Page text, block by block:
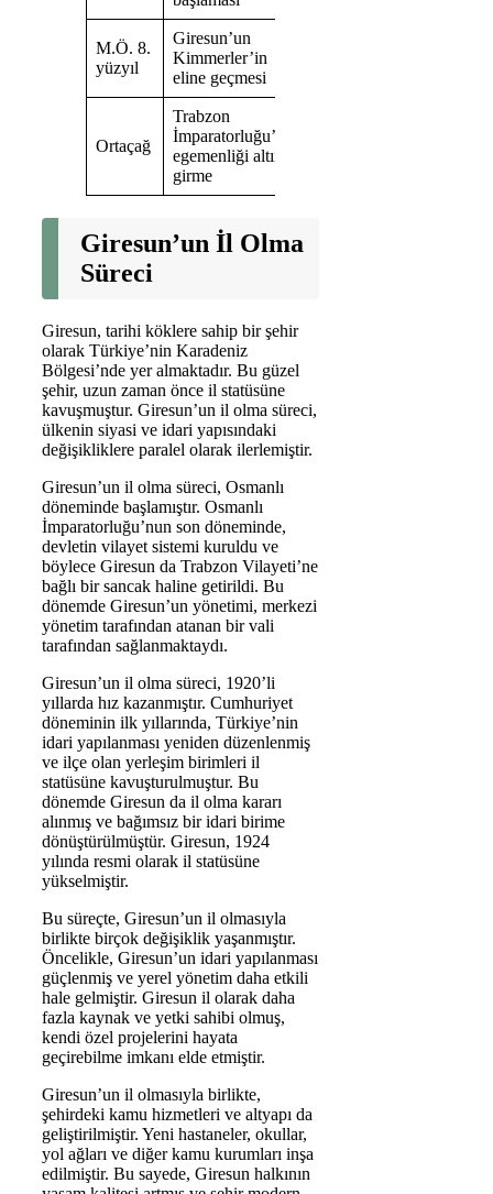
M.Ö. 8.
yüzyıl
Giresun’un
Kimmerler’in
eline geçmesi
Ortaçağ
Trabzon
İmparatorluğu’nun
egemenliği altına
girme
Giresun’un İl Olma
Süreci
Giresun, tarihi köklere sahip bir şehir
olarak Türkiye’nin Karadeniz
Bölgesi’nde yer almaktadır. Bu güzel
şehir, uzun zaman önce il statüsüne
kavuşmuştur. Giresun’un il olma süreci,
ülkenin siyasi ve idari yapısındaki
değişikliklere paralel olarak ilerlemiştir.
Giresun’un il olma süreci, Osmanlı
döneminde başlamıştır. Osmanlı
İmparatorluğu’nun son döneminde,
devletin vilayet sistemi kuruldu ve
böylece Giresun da Trabzon Vilayeti’ne
bağlı bir sancak haline getirildi. Bu
dönemde Giresun’un yönetimi, merkezi
yönetim tarafından atanan bir vali
tarafından sağlanmaktaydı.
Giresun’un il olma süreci, 1920’li
yıllarda hız kazanmıştır. Cumhuriyet
döneminin ilk yıllarında, Türkiye’nin
idari yapılanması yeniden düzenlenmiş
ve ilçe olan yerleşim birimleri il
statüsüne kavuşturulmuştur. Bu
dönemde Giresun da il olma kararı
alınmış ve bağımsız bir idari birime
dönüştürülmüştür. Giresun, 1924
yılında resmi olarak il statüsüne
yükselmiştir.
Bu süreçte, Giresun’un il olmasıyla
birlikte birçok değişiklik yaşanmıştır.
Öncelikle, Giresun’un idari yapılanması
güçlenmiş ve yerel yönetim daha etkili
hale gelmiştir. Giresun il olarak daha
fazla kaynak ve yetki sahibi olmuş,
kendi özel projelerini hayata
geçirebilme imkanı elde etmiştir.
Giresun’un il olmasıyla birlikte,
şehirdeki kamu hizmetleri ve altyapı da
geliştirilmiştir. Yeni hastaneler, okullar,
yol ağları ve diğer kamu kurumları inşa
edilmiştir. Bu sayede, Giresun halkının